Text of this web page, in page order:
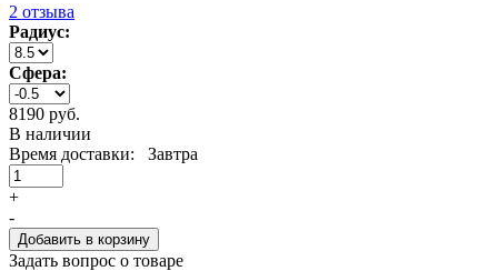
2 отзыва
Радиус:
Сфера:
8190 руб.
В наличии
Время доставки: Завтра
+
-
Добавить в корзину
Задать вопрос о товаре